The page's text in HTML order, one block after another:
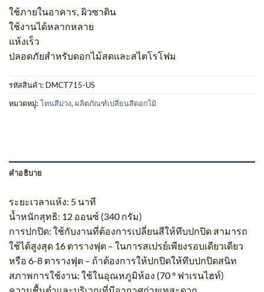
ใช้ภายในอาคาร, ผิวซาติน
ใช้งานได้หลากหลาย
แห้งเร็ว
ปลอดภัยสำหรับดอกไม้สดและสไตโรโฟม
รหัสสินค้า: DMCT715-US
หมวดหมู่:โทนสีม่วง,ผลิตภัณฑ์เปลี่ยนสีดอกไม้
คำอธิบาย
ระยะเวลาแห้ง: 5 นาที
น้ำหนักสุทธิ: 12 ออนซ์ (340 กรัม)
การปกปิด: ใช้กับงานที่ต้องการเปลี่ยนสีให้ทึบปกปิด สามารถ
ใช้ได้สูงสุด 16 ตารางฟุต – ในการสเปรย์เพียงรอบเดียวเดียว
หรือ 6-8 ตารางฟุต – ถ้าต้องการให้ปกปิดให้ทึบปกปิดสนิท
สภาพการใช้งาน: ใช้ในอุณหภูมิห้อง (70 ° ฟาเรนไฮท์)